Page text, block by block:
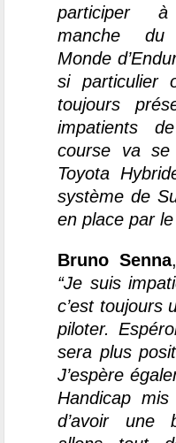
participer
manche du
Monde
si particulier
toujours
impatients
course va se
Toyota
système de
en place par
Bruno Senna
“Je suis
c’est toujours
piloter.
sera plus
J’espère
Handicap
d’avoir une